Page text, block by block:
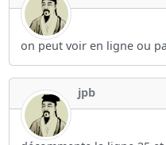
on peut voir en ligne ou
jpb